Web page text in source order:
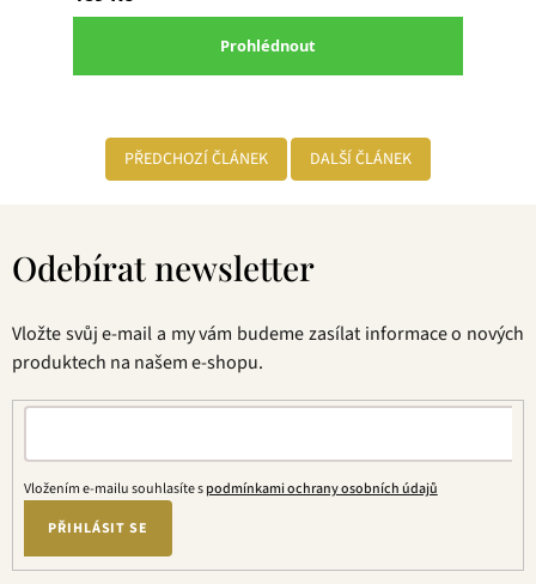
PŘEDCHOZÍ ČLÁNEK DALŠÍ ČLÁNEK
Odebírat newsletter
Vložte svůj e-mail a my vám budeme zasílat informace o nových
produktech na našem e-shopu.
Vložením e-mailu souhlasíte spodmínkami ochrany osobních údajů
PŘIHLÁSIT SE